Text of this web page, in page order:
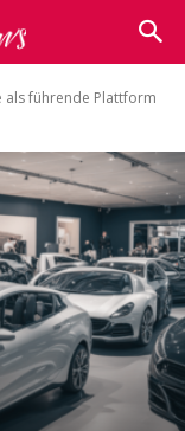
als führende Plattform